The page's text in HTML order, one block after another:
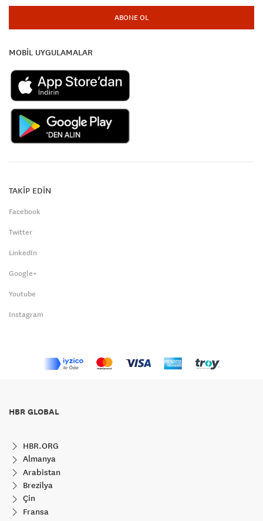
ABONE OL
MOBİL UYGULAMALAR
TAKİP EDİN
Facebook
Twitter
LinkedIn
Google+
Youtube
Instagram
HBR GLOBAL
HBR.ORG
Almanya
Arabistan
Brezilya
Çin
Fransa